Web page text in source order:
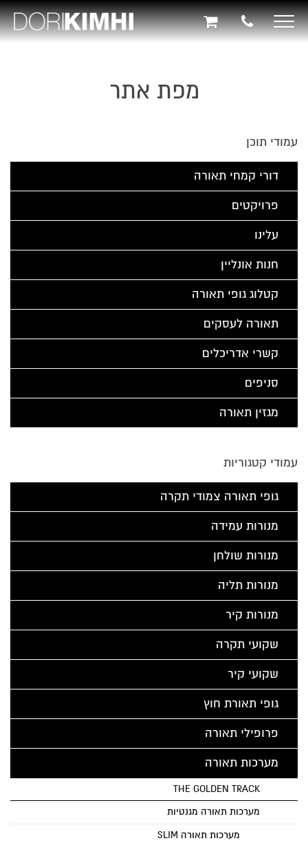
Toggle
navigation
מפת אתר
עמודי תוכן
דורי קמחי תאורה
פרויקטים
עלינו
חנות אונליין
קטלוג גופי תאורה
תאורה לעסקים
קשרי אדריכלים
סניפים
מגזין תאורה
עמודי קטגוריות
גופי תאורה צמודי תקרה
מנורות עמידה
מנורות שולחן
מנורות תליה
מנורות קיר
שקועי תקרה
שקועי קיר
גופי תאורת חוץ
פרופילי תאורה
מערכות תאורה
THE GOLDEN TRACK
מערכות תאורה מגנטיות
מערכות תאורה SLIM